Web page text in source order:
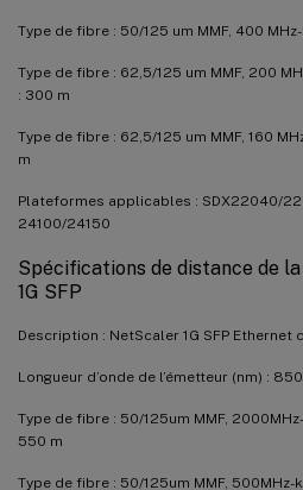
Type de fibre : 50/125 um MMF, 400
Type de fibre : 62,5/125 um MMF, 200
: 300 m
Type de fibre : 62,5/125 um MMF, 160
m
Plateformes applicables : SDX22040/
24100/24150
Spécifications de distance de
1G SFP
Description : NetScaler 1G SFP
Longueur d’onde de l’émetteur (nm) :
Type de fibre : 50/125um MMF,
550 m
Type de fibre : 50/125um MMF, 500MHz-